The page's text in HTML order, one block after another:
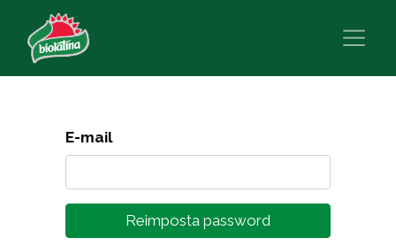
E-mail
Reimposta password